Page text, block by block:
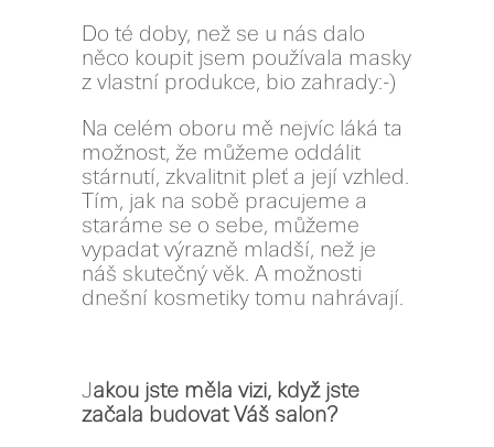
Do té doby, než se u nás dalo
něco koupit jsem používala masky
z vlastní produkce, bio zahrady:-)
Na celém oboru mě nejvíc láká ta
možnost, že můžeme oddálit
stárnutí, zkvalitnit pleť a její vzhled.
Tím, jak na sobě pracujeme a
staráme se o sebe, můžeme
vypadat výrazně mladší, než je
náš skutečný věk. A možnosti
dnešní kosmetiky tomu nahrávají.
Jakou jste měla vizi, když jste
začala budovat Váš salon?